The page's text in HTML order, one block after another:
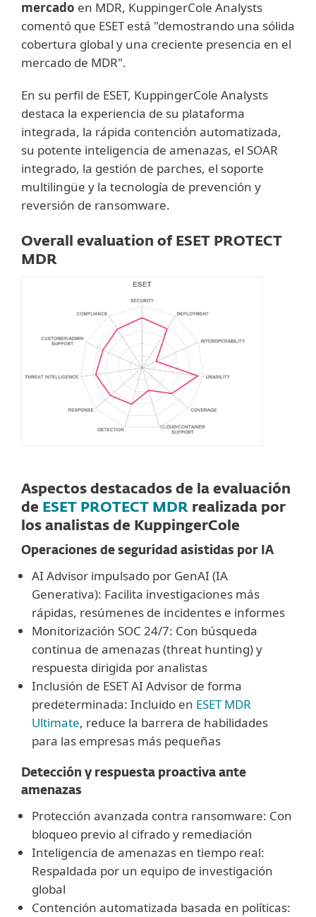
mercado en MDR, KuppingerCole Analysts
comentó que ESET está "demostrando una sólida
cobertura global y una creciente presencia en el
mercado de MDR".
En su perfil de ESET, KuppingerCole Analysts
destaca la experiencia de su plataforma
integrada, la rápida contención automatizada,
su potente inteligencia de amenazas, el SOAR
integrado, la gestión de parches, el soporte
multilingüe y la tecnología de prevención y
reversión de ransomware.
Overall evaluation of ESET PROTECT
MDR
Aspectos destacados de la evaluación
de ESET PROTECT MDR realizada por
los analistas de KuppingerCole
Operaciones de seguridad asistidas por IA
AI Advisor impulsado por GenAI (IA
Generativa): Facilita investigaciones más
rápidas, resúmenes de incidentes e informes
Monitorización SOC 24/7: Con búsqueda
continua de amenazas (threat hunting) y
respuesta dirigida por analistas
Inclusión de ESET AI Advisor de forma
predeterminada: Incluido en ESET MDR
Ultimate, reduce la barrera de habilidades
para las empresas más pequeñas
Detección y respuesta proactiva ante
amenazas
Protección avanzada contra ransomware: Con
bloqueo previo al cifrado y remediación
Inteligencia de amenazas en tiempo real:
Respaldada por un equipo de investigación
global
Contención automatizada basada en políticas: